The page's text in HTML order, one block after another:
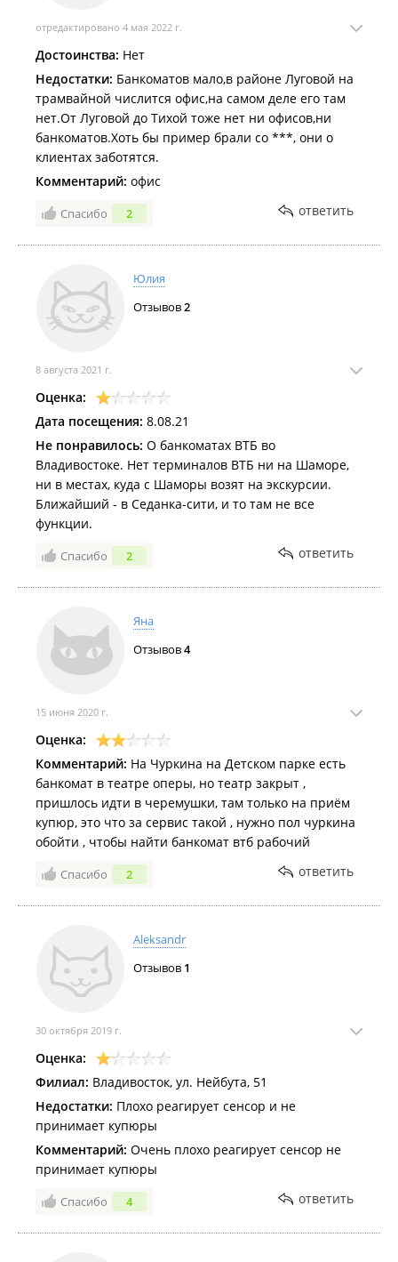
отредактировано 4 мая 2022 г.
Достоинства: Нет
Недостатки: Банкоматов мало,в районе Луговой на
трамвайной числится офис,на самом деле его там
нет.От Луговой до Тихой тоже нет ни офисов,ни
банкоматов.Хоть бы пример брали со ***, они о
клиентах заботятся.
Комментарий: офис
Спасибо 2 ответить
Юлия
Отзывов2
8 августа 2021 г.
Оценка:
Дата посещения: 8.08.21
Не понравилось: О банкоматах ВТБ во
Владивостоке. Нет терминалов ВТБ ни на Шаморе,
ни в местах, куда с Шаморы возят на экскурсии.
Ближайший - в Седанка-сити, и то там не все
функции.
Спасибо 2 ответить
Яна
Отзывов4
15 июня 2020 г.
Оценка:
Комментарий: На Чуркина на Детском парке есть
банкомат в театре оперы, но театр закрыт ,
пришлось идти в черемушки, там только на приём
купюр, это что за сервис такой , нужно пол чуркина
обойти , чтобы найти банкомат втб рабочий
Спасибо 2 ответить
Aleksandr
Отзывов 1
30 октября 2019 г.
Оценка:
Филиал: Владивосток, ул. Нейбута, 51
Недостатки: Плохо реагирует сенсор и не
принимает купюры
Комментарий: Очень плохо реагирует сенсор не
принимает купюры
Спасибо 4 ответить